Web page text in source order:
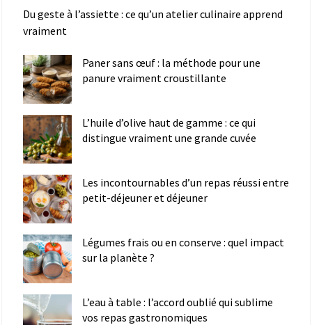
Du geste à l’assiette : ce qu’un atelier culinaire apprend
vraiment
Paner sans œuf : la méthode pour une
panure vraiment croustillante
L’huile d’olive haut de gamme : ce qui
distingue vraiment une grande cuvée
Les incontournables d’un repas réussi entre
petit-déjeuner et déjeuner
Légumes frais ou en conserve : quel impact
sur la planète ?
L’eau à table : l’accord oublié qui sublime
vos repas gastronomiques